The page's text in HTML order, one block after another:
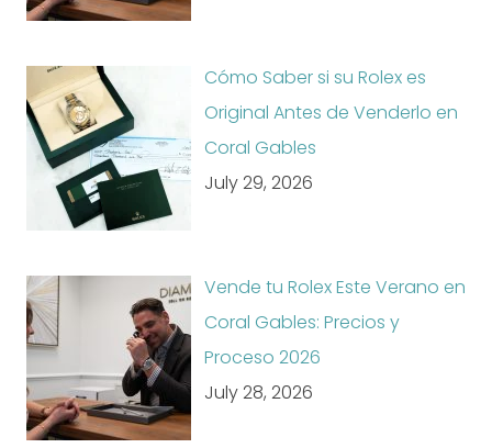
Cómo Saber si su Rolex es
Original Antes de Venderlo en
Coral Gables
July 29, 2026
Vende tu Rolex Este Verano en
Coral Gables: Precios y
Proceso 2026
July 28, 2026